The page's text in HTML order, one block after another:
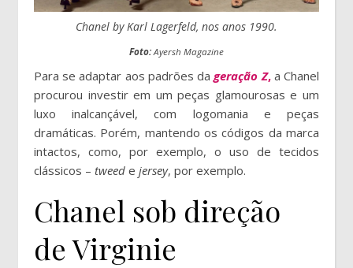
Chanel by Karl Lagerfeld, nos anos 1990.
Foto: Ayersh Magazine
Para se adaptar aos padrões dageração Z,a Chanel
procurou investir em um peças glamourosas e um
luxo inalcançável, com logomania e peças
dramáticas. Porém, mantendo os códigos da marca
intactos, como, por exemplo, o uso de tecidos
clássicos – tweed e jersey, por exemplo.
Chanel sob direção
de Virginie